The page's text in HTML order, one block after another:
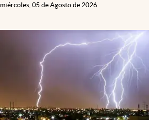
miércoles, 05 de Agosto de 2026